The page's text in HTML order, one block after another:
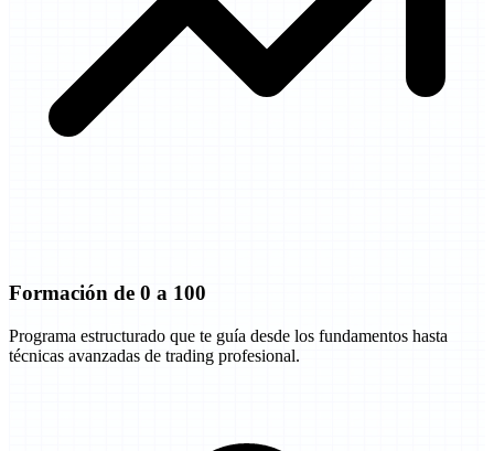
Formación de 0 a 100
Programa estructurado que te guía desde los fundamentos hasta
técnicas avanzadas de trading profesional.